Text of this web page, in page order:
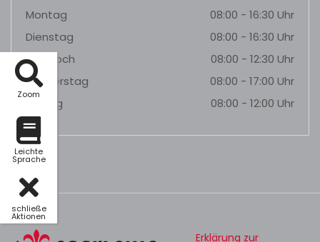
Zoom
Leichte
Sprache
schließe
Aktionen
Montag
08:00 - 16:30 Uhr
Dienstag
08:00 - 16:30 Uhr
Mittwoch
08:00 - 12:30 Uhr
Donnerstag
08:00 - 17:00 Uhr
Freitag
08:00 - 12:00 Uhr
Erklärung zur